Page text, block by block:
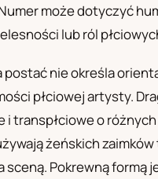
może dotyczyć
lub ról
postać nie określa
płciowej artysty.
i transpłciowe o
żeńskich
sceną. Pokrewną formą